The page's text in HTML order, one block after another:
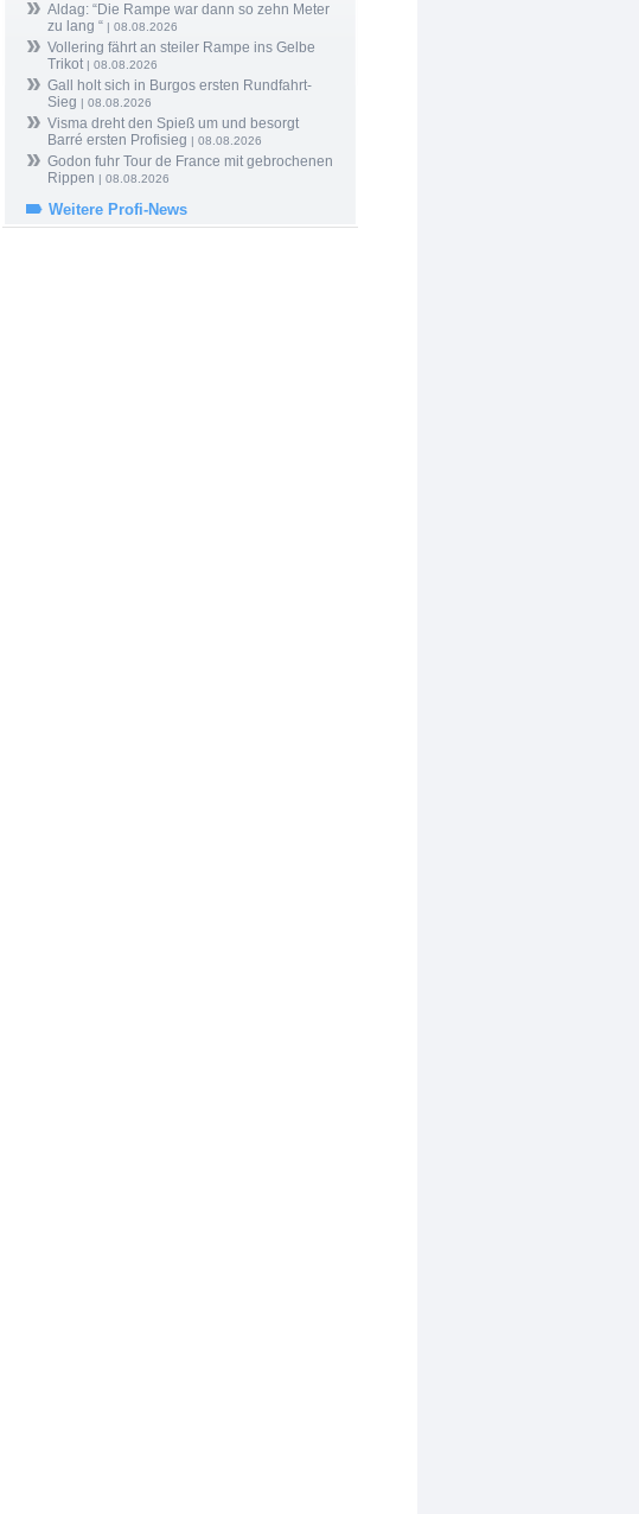
Aldag: “Die Rampe war dann so zehn Meter
zu lang “ | 08.08.2026
Vollering fährt an steiler Rampe ins Gelbe
Trikot| 08.08.2026
Gall holt sich in Burgos ersten Rundfahrt-
Sieg | 08.08.2026
Visma dreht den Spieß um und besorgt
Barré ersten Profisieg | 08.08.2026
Godon fuhr Tour de France mit gebrochenen
Rippen | 08.08.2026
Weitere Profi-News